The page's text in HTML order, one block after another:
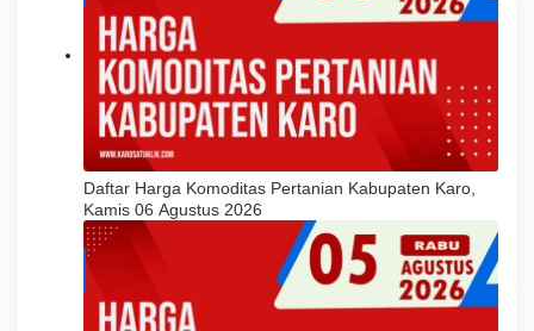
Daftar Harga Komoditas Pertanian Kabupaten Karo,
Kamis 06 Agustus 2026